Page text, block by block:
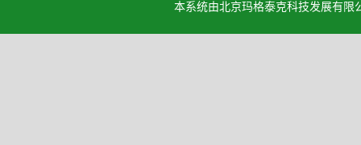
本系统由北京玛格泰克科技发展有